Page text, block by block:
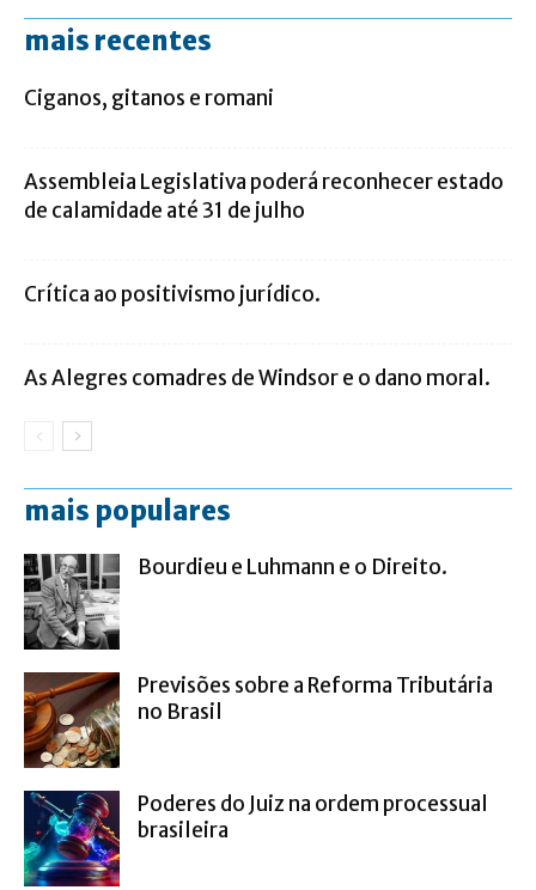
mais recentes
Ciganos, gitanos e romani
Assembleia Legislativa poderá reconhecer estado
de calamidade até 31 de julho
Crítica ao positivismo jurídico.
As Alegres comadres de Windsor e o dano moral.
mais populares
Bourdieu e Luhmann e o Direito.
Previsões sobre a Reforma Tributária
no Brasil
Poderes do Juiz na ordem processual
brasileira